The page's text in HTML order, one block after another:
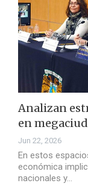
Analizan
en
Jun 22, 2026
En estos
económica
nacionales y…